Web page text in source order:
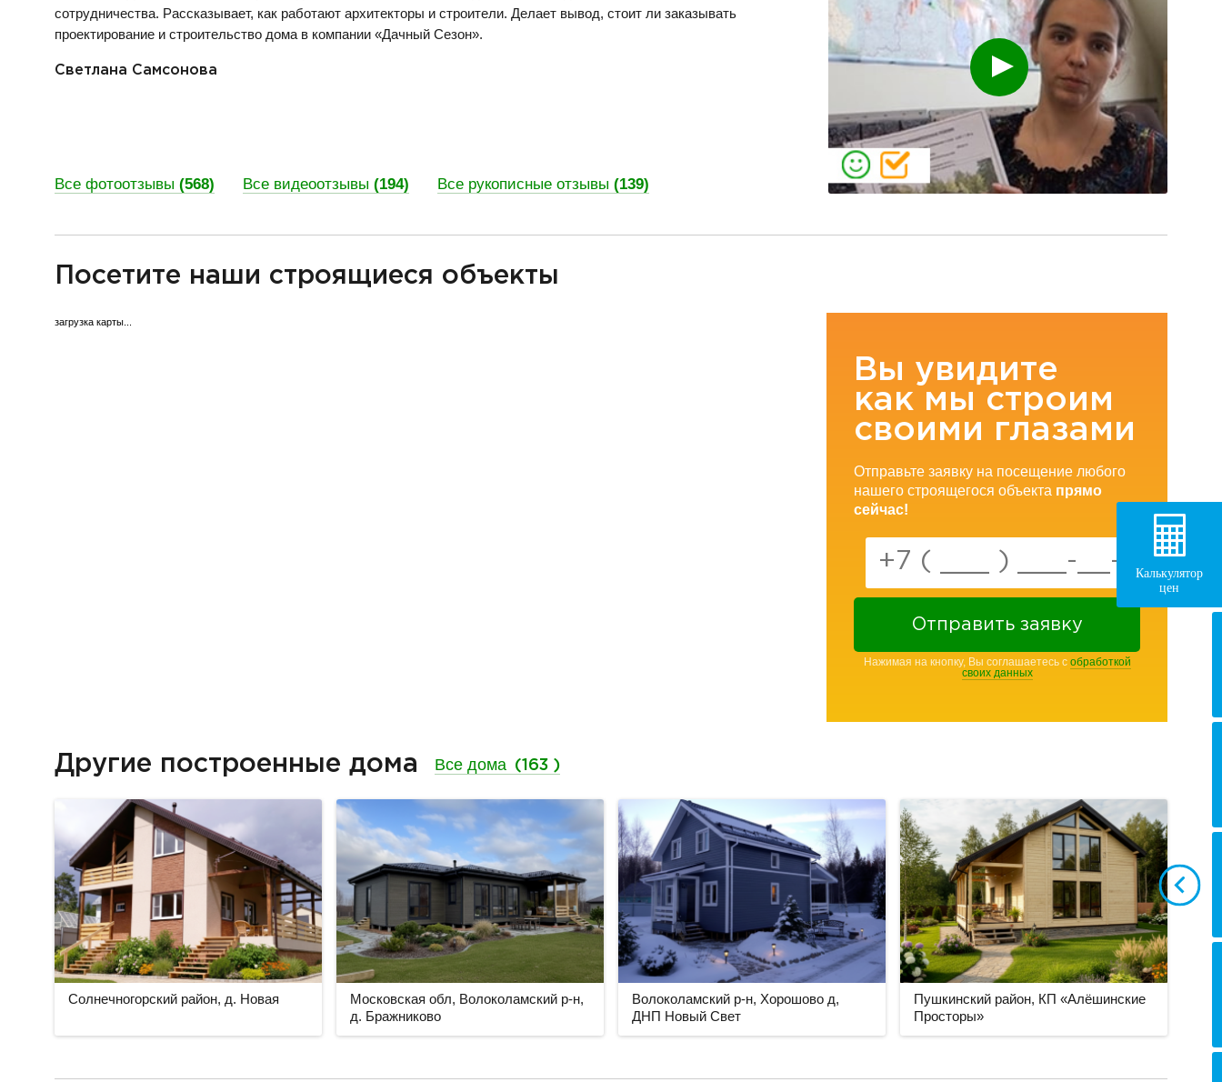
сотрудничества. Рассказывает, как работают архитекторы и строители. Делает вывод, стоит ли заказывать
проектирование и строительство дома в компании «Дачный Сезон».
Светлана Самсонова
Все фотоотзывы (568) Все видеоотзывы (194) Все рукописные отзывы (139)
смотреть
Посетите наши строящиеся объекты
загрузка карты...
Вы увидите
как мы строим
своими глазами
Отправьте заявку на посещение любого
нашего строящегося объекта прямо
сейчас!
Отправить заявку
Нажимая на кнопку, Вы соглашаетесь с обработкой
своих данных
Другие построенные дома Все дома (163 )
Солнечногорский район, д. Новая
Московская обл, Волоколамский р-н,
д. Бражниково
Волоколамский р-н, Хорошово д,
ДНП Новый Свет
Пушкинский район, КП «Алёшинские
Просторы»
Калькулятор
цен